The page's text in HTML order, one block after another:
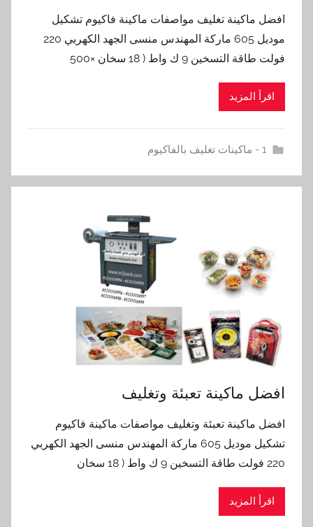
افضل ماكينة تغليف مواصفات ماكينة فاكيوم تشكيل
موديل 605 ماركة المهندس منسى الجهد الكهربي 220
فولت طاقة التسخين 9 ك واط ( 18 سخان ×500
اقرأ المزيد
1 - ماكينات تغليف بالفاكيوم
افضل ماكينة تعبئة وتغليف
افضل ماكينة تعبئة وتغليف مواصفات ماكينة فاكيوم
تشكيل موديل 605 ماركة المهندس منسى الجهد الكهربي
220 فولت طاقة التسخين 9 ك واط ( 18 سخان
اقرأ المزيد